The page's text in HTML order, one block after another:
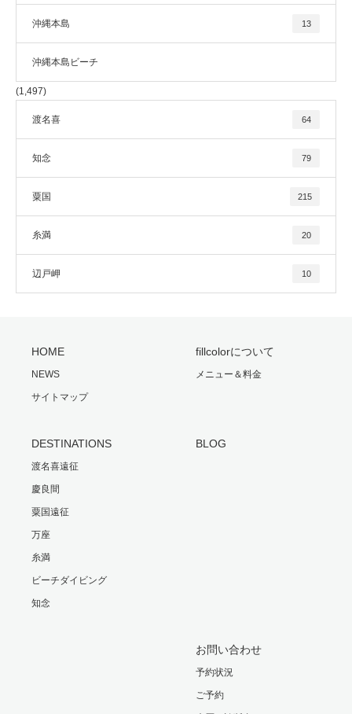
沖縄本島 13
沖縄本島ビーチ
(1,497)
渡名喜 64
知念 79
粟国 215
糸満 20
辺戸岬 10
HOME
NEWS
サイトマップ
fillcolorについて
メニュー＆料金
DESTINATIONS
渡名喜遠征
慶良間
粟国遠征
万座
糸満
ビーチダイビング
知念
BLOG
お問い合わせ
予約状況
ご予約